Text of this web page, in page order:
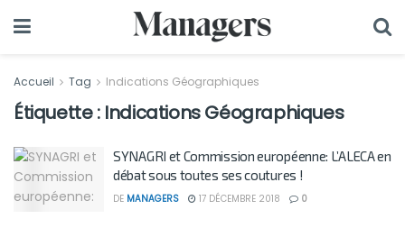
Accueil Tag Indications Géographiques
Étiquette : Indications Géographiques
SYNAGRI et Commission européenne: L’ALECA en
débat sous toutes ses coutures !
DE MANAGERS 17 DÉCEMBRE 2018 0